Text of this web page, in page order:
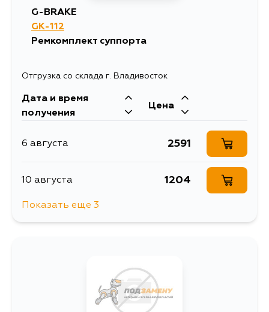
11 августа
13 августа 2158
13 августа 2158
15 августа 2158
2180
G-BRAKE
GK-112
Ремкомплект суппорта
Отгрузка со склада г. Владивосток
Дата и время
получения
Цена
6 августа 2591
10 августа 1204
1561
Показать еще 3